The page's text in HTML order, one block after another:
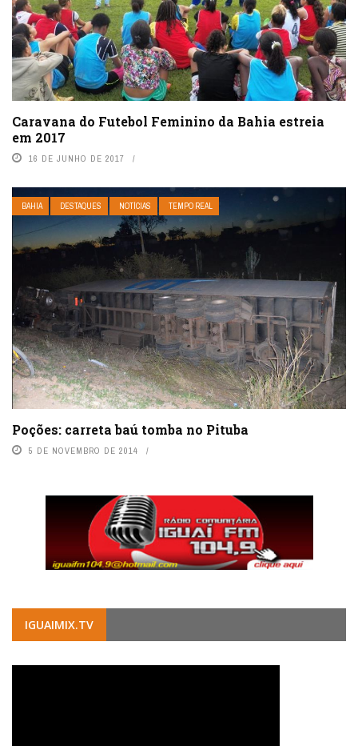
Caravana do Futebol Feminino da Bahia estreia
em 2017
16 DE JUNHO DE 2017
BAHIA DESTAQUES NOTÍCIAS TEMPO REAL
Poções: carreta baú tomba no Pituba
5 DE NOVEMBRO DE 2014
IGUAIMIX.TV